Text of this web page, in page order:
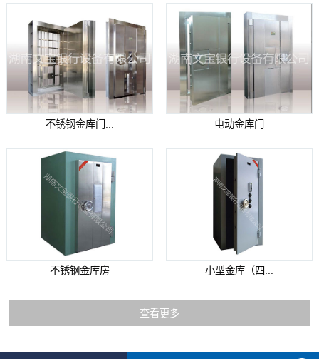
不锈钢金库门... 电动金库门
不锈钢金库房 小型金库（四...
查看更多